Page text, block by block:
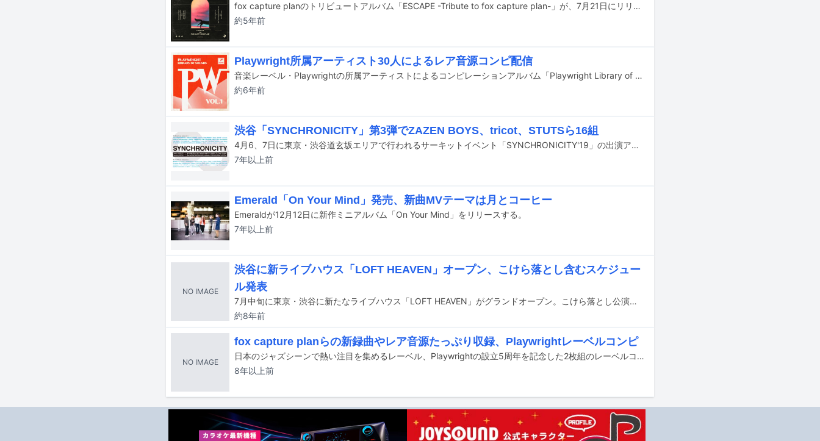
fox capture planのトリビュートアルバム「ESCAPE -Tribute to fox capture plan-」が、7月21日にリリースされる。
約5年前
Playwright所属アーティスト30人によるレア音源コンピ配信
音楽レーベル・Playwrightの所属アーティストによるコンピレーションアルバム「Playwright Library of Sounds -solo works at home-」が本日5月9日にSpotify、Apple Music、iTunes Storeで配信リリースされた。
約6年前
渋谷「SYNCHRONICITY」第3弾でZAZEN BOYS、tricot、STUTSら16組
4月6、7日に東京・渋谷道玄坂エリアで行われるサーキットイベント「SYNCHRONICITY'19」の出演アーティスト第3弾が発表された。
7年以上前
Emerald「On Your Mind」発売、新曲MVテーマは月とコーヒー
Emeraldが12月12日に新作ミニアルバム「On Your Mind」をリリースする。
7年以上前
NO IMAGE
渋谷に新ライブハウス「LOFT HEAVEN」オープン、こけら落とし含むスケジュー
ル発表
7月中旬に東京・渋谷に新たなライブハウス「LOFT HEAVEN」がグランドオープン。こけら落とし公演を含むライブスケジュールが発表された。
約8年前
NO IMAGE
fox capture planらの新録曲やレア音源たっぷり収録、Playwrightレーベルコンピ
日本のジャズシーンで熱い注目を集めるレーベル、Playwrightの設立5周年を記念した2枚組のレーベルコンピ「Family Vol.2」が本日4月11日に一般発売された。
8年以上前